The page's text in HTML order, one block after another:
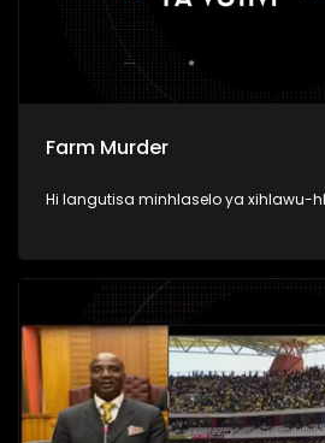
Farm Murder
Hi langutisa minhlaselo ya xihlawu-